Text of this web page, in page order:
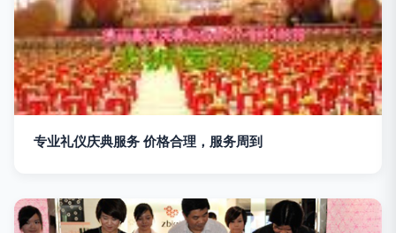
专业礼仪庆典服务 价格合理，服务周到